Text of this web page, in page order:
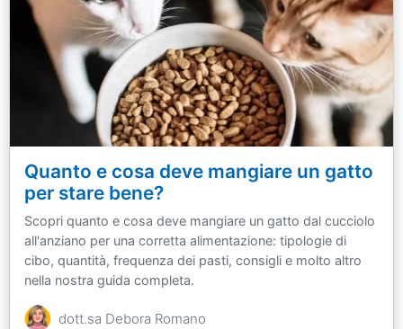
Quanto e cosa deve mangiare un gatto
per stare bene?
Scopri quanto e cosa deve mangiare un gatto dal cucciolo
all'anziano per una corretta alimentazione: tipologie di
cibo, quantità, frequenza dei pasti, consigli e molto altro
nella nostra guida completa.
dott.sa Debora Romano